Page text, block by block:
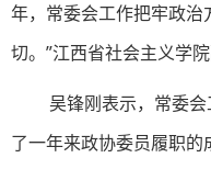
年，常委会工作把牢政
切。”江西省社会主义学
吴锋刚表示，常委
了一年来政协委员履职